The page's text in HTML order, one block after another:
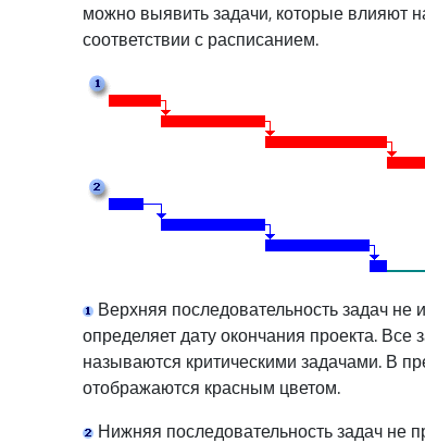
можно выявить задачи, которые влияют
соответствии с расписанием.
Верхняя последовательность задач не
определяет дату окончания проекта. Все
называются критическими задачами. В
отображаются красным цветом.
Нижняя последовательность задач не